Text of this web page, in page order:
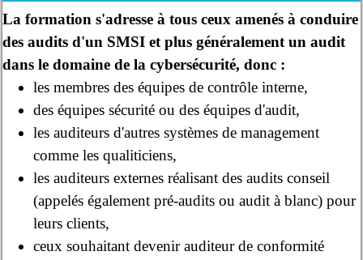
La formation s'adresse à tous ceux amenés à conduire
des audits d'un SMSI et plus généralement un audit
dans le domaine de la cybersécurité, donc :
les membres des équipes de contrôle interne,
des équipes sécurité ou des équipes d'audit,
les auditeurs d'autres systèmes de management
comme les qualiticiens,
les auditeurs externes réalisant des audits conseil
(appelés également pré-audits ou audit à blanc) pour
leurs clients,
ceux souhaitant devenir auditeur de conformité